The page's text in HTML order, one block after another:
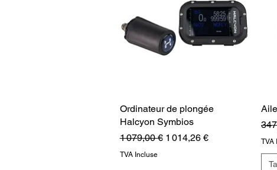
Aperçu rapide
Ordinateur de plongée
Halcyon Symbios
Prix original
1 079,00 € Prix promotionnel
1 014,26 €
TVA Incluse
TVA